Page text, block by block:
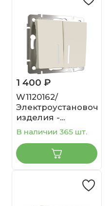
1 400 ₽
W1120162/
Электроустановочные
изделия -
Выключатель
двухклавишный с
подсветкой
(айвори матовый)
В наличии 365 шт.